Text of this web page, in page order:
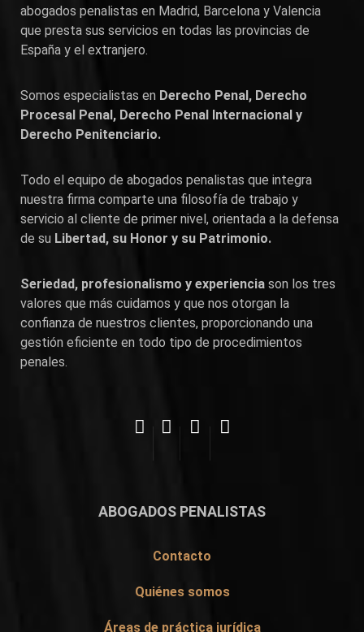
abogados penalistas en Madrid, Barcelona y Valencia
que presta sus servicios en todas las provincias de
España y el extranjero.
Somos especialistas en Derecho Penal, Derecho
Procesal Penal, Derecho Penal Internacional y
Derecho Penitenciario.
Todo el equipo de abogados penalistas que integra
nuestra firma comparte una filosofía de trabajo y
servicio al cliente de primer nivel, orientada a la defensa
de su Libertad, su Honor y su Patrimonio.
Seriedad, profesionalismo y experiencia son los tres
valores que más cuidamos y que nos otorgan la
confianza de nuestros clientes, proporcionando una
gestión eficiente en todo tipo de procedimientos
penales.
ABOGADOS PENALISTAS
Contacto
Quiénes somos
Áreas de práctica jurídica